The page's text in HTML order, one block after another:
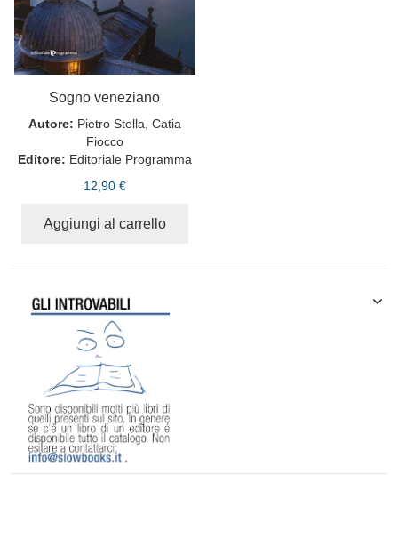
Sogno veneziano
Autore: Pietro Stella, Catia
Fiocco
Editore: Editoriale Programma
12,90 €
Aggiungi al carrello